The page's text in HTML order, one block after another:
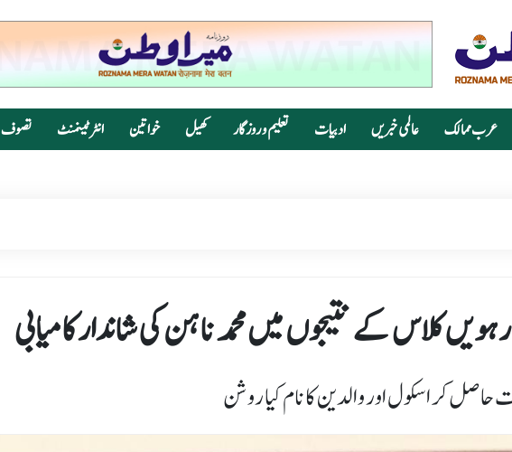
عرب ممالک عالمی خبریں ادبیات تعلیم و روزگار کھیل خواتین انٹرٹینمنٹ تصوف
کلاس کے نتیجوں میں محمد ناہن کی شاندار کامیابی